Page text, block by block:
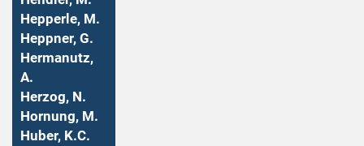
Hepperle, M.
Heppner, G.
Hermanutz,
A.
Herzog, N.
Hornung, M.
Huber, K.C.